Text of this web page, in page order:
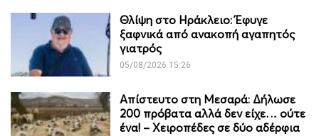
Θλίψη στο Ηράκλειο: Έφυγε
ξαφνικά από ανακοπή αγαπητός
γιατρός
05/08/2026 15:26
Απίστευτο στη Μεσαρά: Δήλωσε
200 πρόβατα αλλά δεν είχε… ούτε
ένα! – Χειροπέδες σε δύο αδέρφια